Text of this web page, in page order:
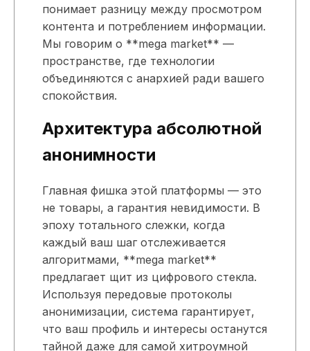
понимает разницу между просмотром
контента и потреблением информации.
Мы говорим о **mega market** —
пространстве, где технологии
объединяются с анархией ради вашего
спокойствия.
Архитектура абсолютной
анонимности
Главная фишка этой платформы — это
не товары, а гарантия невидимости. В
эпоху тотального слежки, когда
каждый ваш шаг отслеживается
алгоритмами, **mega market**
предлагает щит из цифрового стекла.
Используя передовые протоколы
анонимизации, система гарантирует,
что ваш профиль и интересы останутся
тайной даже для самой хитроумной